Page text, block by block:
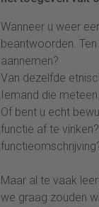
Wanneer u weer
beantwoorden.
aannemen?
Van dezelfde
Iemand die
Of bent u echt
functie af te
Maar al te vaak
we graag zouden